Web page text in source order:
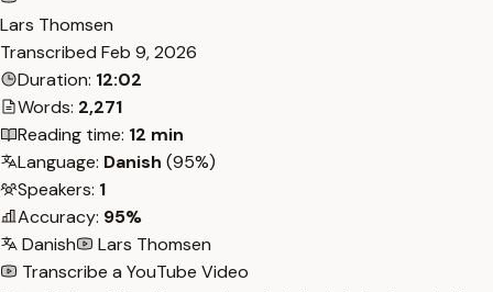
Lars Thomsen
Transcribed Feb 9, 2026
Duration: 12:02
Words: 2,271
Reading time: 12 min
Language: Danish (95%)
Speakers: 1
Accuracy: 95%
Danish
Lars Thomsen
Transcribe a YouTube Video